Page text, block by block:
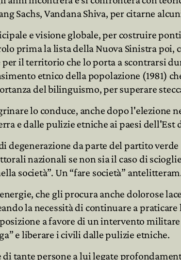
Sachs, Vandana Shiva, per citarne
e visione globale, per costruire
prima la lista della Nuova Sinistra
il territorio che lo porta a scontrarsi
etnico della popolazione (1981)
del bilinguismo, per superare
lo conduce, anche dopo l'elezione
e dalle pulizie etniche ai paesi
degenerazione da parte del partito
nazionali se non sia il caso di
società”. Un “fare società”
che gli procura anche dolorose
la necessità di continuare a
a favore di un intervento
e liberare i civili dalle pulizie etniche.
tante persone a lui legate